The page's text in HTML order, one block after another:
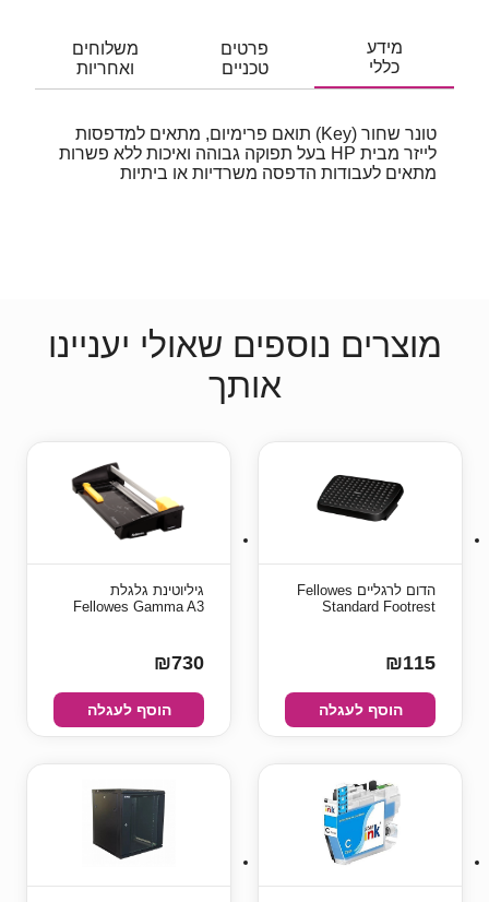
מידע
כללי
פרטים
טכניים
משלוחים
ואחריות
טונר שחור (Key) תואם פרימיום, מתאים למדפסות
לייזר מבית HP בעל תפוקה גבוהה ואיכות ללא פשרות
מתאים לעבודות הדפסה משרדיות או ביתיות
מוצרים נוספים שאולי יעניינו
אותך
הדום לרגליים Fellowes
Standard Footrest
₪115
הוסף לעגלה
גיליוטינת גלגלת
Fellowes Gamma A3
₪730
הוסף לעגלה